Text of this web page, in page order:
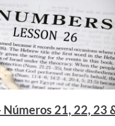
que huyeron del
estaban muertos y
para entrar en la
de los 12 espías).
y ni siquiera
arduo viaje. La
de Canaán.
Números 21, 22, 23